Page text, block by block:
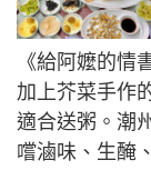
《給阿嬤的情
加上芥菜手作
適合送粥。潮
嚐滷味、生醃